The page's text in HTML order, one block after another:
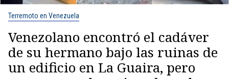
Terremoto en Venezuela
Venezolano encontró el cadáver
de su hermano bajo las ruinas de
un edificio en La Guaira, pero